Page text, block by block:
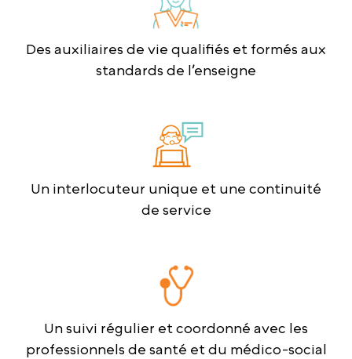
Des auxiliaires de vie qualifiés et formés aux
standards de l’enseigne
Un interlocuteur unique et une continuité
de service
Un suivi régulier et coordonné avec les
professionnels de santé et du médico-social